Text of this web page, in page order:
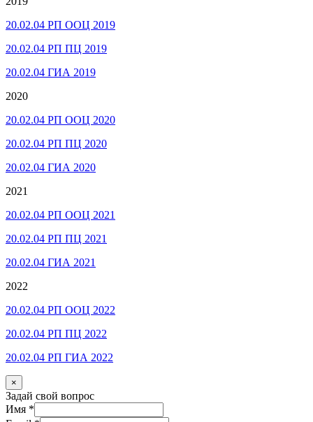
20.02.04 РП ООЦ 2019
20.02.04 РП ПЦ 2019
20.02.04 ГИА 2019
2020
20.02.04 РП ООЦ 2020
20.02.04 РП ПЦ 2020
20.02.04 ГИА 2020
2021
20.02.04 РП ООЦ 2021
20.02.04 РП ПЦ 2021
20.02.04 ГИА 2021
2022
20.02.04 РП ООЦ 2022
20.02.04 РП ПЦ 2022
20.02.04 РП ГИА 2022
×
Задай свой вопрос
Имя *